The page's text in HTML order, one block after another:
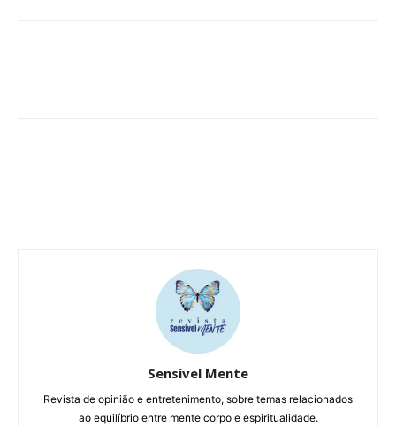
Sensível Mente
Revista de opinião e entretenimento, sobre temas relacionados
ao equilíbrio entre mente corpo e espiritualidade.